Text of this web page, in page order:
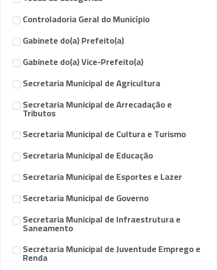
Controladoria Geral do Município
Gabinete do(a) Prefeito(a)
Gabinete do(a) Vice-Prefeito(a)
Secretaria Municipal de Agricultura
Secretaria Municipal de Arrecadação e
Tributos
Secretaria Municipal de Cultura e Turismo
Secretaria Municipal de Educação
Secretaria Municipal de Esportes e Lazer
Secretaria Municipal de Governo
Secretaria Municipal de Infraestrutura e
Saneamento
Secretaria Municipal de Juventude Emprego e
Renda